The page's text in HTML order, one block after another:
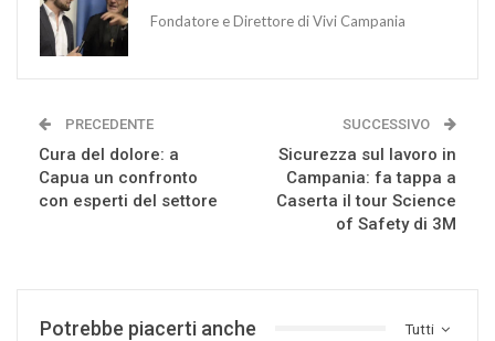
Fondatore e Direttore di Vivi Campania
PRECEDENTE
Cura del dolore: a
Capua un confronto
con esperti del settore
SUCCESSIVO
Sicurezza sul lavoro in
Campania: fa tappa a
Caserta il tour Science
of Safety di 3M
Tutti
Potrebbe piacerti anche